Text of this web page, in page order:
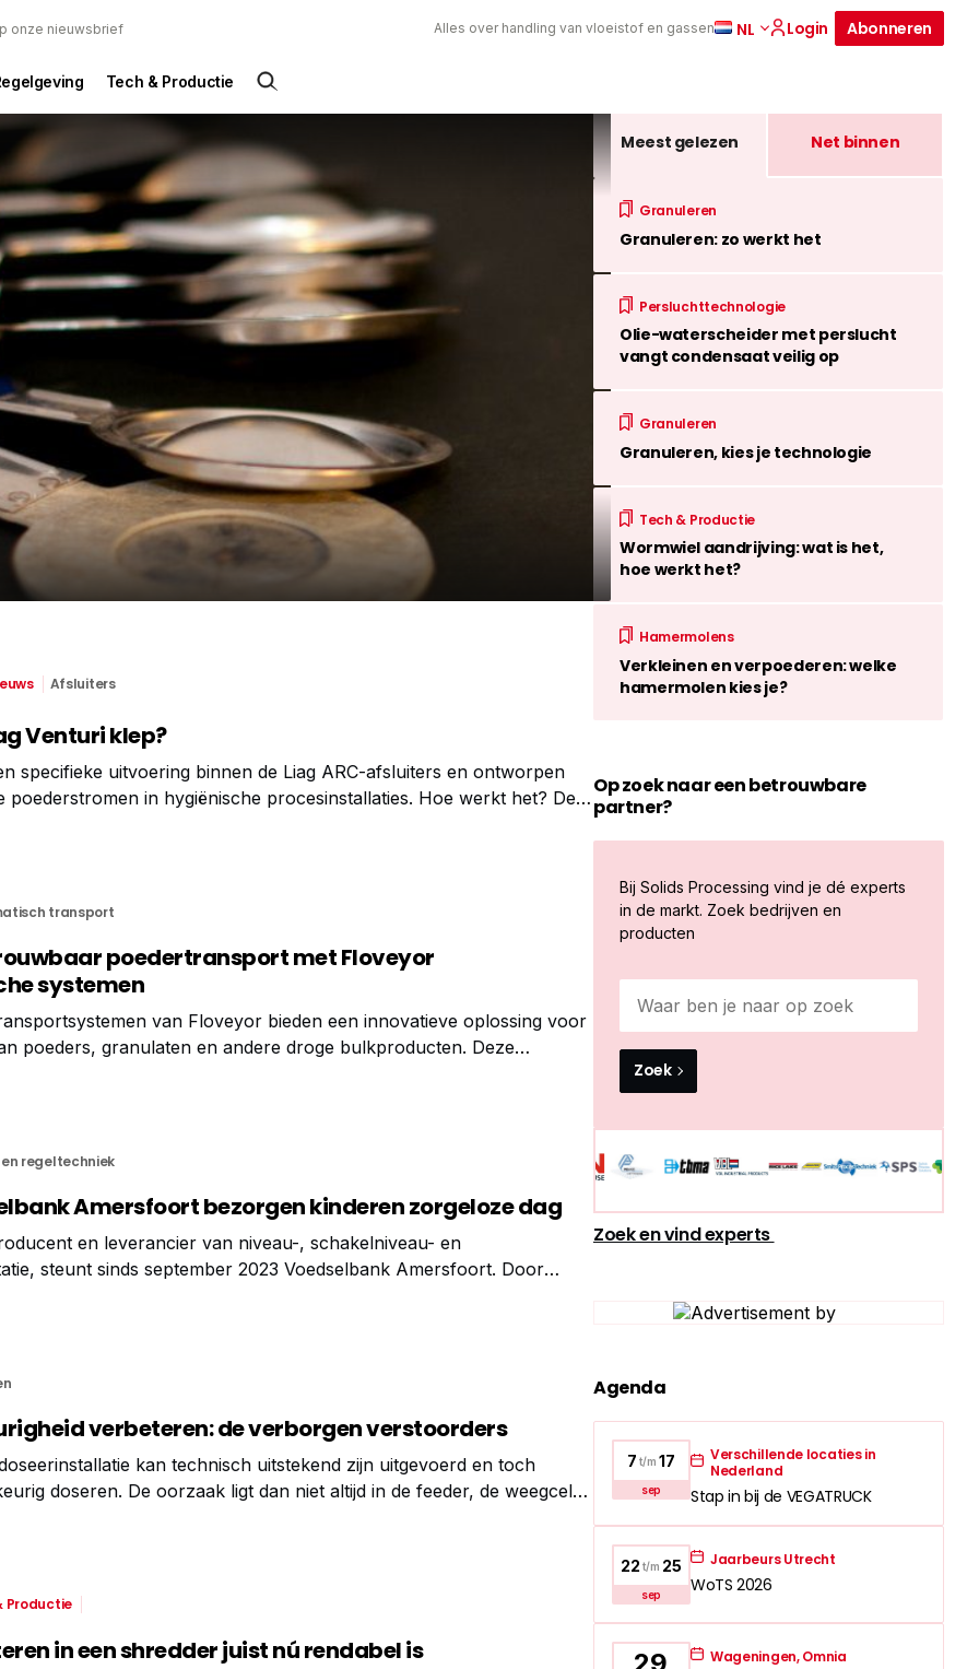
onze nieuwsbrief Alles over handling van vloeistof en gassen NL Login Abonneren
Tech & Productie
Afsluiters
Venturi klep?
specifieke uitvoering binnen de Liag ARC-afsluiters en ontworpen
in hygiënische procesinstallaties. Hoe werkt het? De
Y-opstelling met een extra poort die onder 135°/45° op de rechte
transport
poedertransport met Floveyor
systemen
van Floveyor bieden een innovatieve oplossing voor
poeders, granulaten en andere droge bulkproducten. Deze
toonaangevend en wordt sinds 1958 continu verfijnd om te
regeltechniek
Amersfoort bezorgen kinderen zorgeloze dag
en leverancier van niveau-, schakelniveau- en
steunt sinds september 2023 Voedselbank Amersfoort. Door
de verkoop van haar BASIC instrumenten draagt VEGA bij aan de
verbeteren: de verborgen verstoorders
kan technisch uitstekend zijn uitgevoerd en toch
doseren. De oorzaak ligt dan niet altijd in de feeder, de weegcel
zit nogal eens in de omgeving waarin de installatie staat.
Productie
in een shredder juist nú rendabel is
Meest gelezen Net binnen
Granuleren
Granuleren: zo werkt het
Persluchttechnologie
Olie-waterscheider met perslucht
vangt condensaat veilig op
Granuleren
Granuleren, kies je technologie
Tech & Productie
Wormwiel aandrijving: wat is het,
hoe werkt het?
Hamermolens
Verkleinen en verpoederen: welke
hamermolen kies je?
Op zoek naar een betrouwbare
partner?
Bij Solids Processing vind je dé experts
in de markt. Zoek bedrijven en
producten
Zoek
Zoek en vind experts
Agenda
7 t/m 17
sep
Verschillende locaties in
Nederland
Stap in bij de VEGATRUCK
22 t/m 25
sep
Jaarbeurs Utrecht
WoTS 2026
Wageningen, Omnia